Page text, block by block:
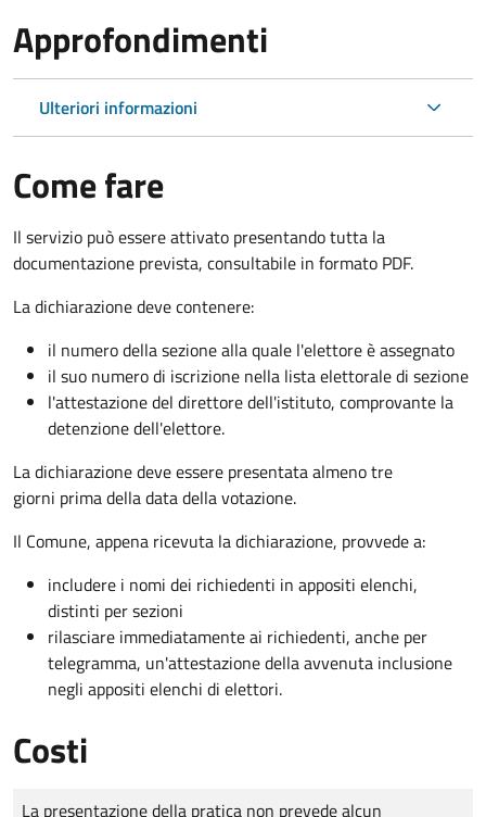
Approfondimenti
Ulteriori informazioni
Come fare
Il servizio può essere attivato presentando tutta la
documentazione prevista, consultabile in formato PDF.
La dichiarazione deve contenere:
il numero della sezione alla quale l'elettore è assegnato
il suo numero di iscrizione nella lista elettorale di sezione
l'attestazione del direttore dell'istituto, comprovante la
detenzione dell'elettore.
La dichiarazione deve essere presentata almeno tre
giorni prima della data della votazione.
Il Comune, appena ricevuta la dichiarazione, provvede a:
includere i nomi dei richiedenti in appositi elenchi,
distinti per sezioni
rilasciare immediatamente ai richiedenti, anche per
telegramma, un'attestazione della avvenuta inclusione
negli appositi elenchi di elettori.
Costi
Tipo di pagamento
Importo
La presentazione della pratica non prevede alcun